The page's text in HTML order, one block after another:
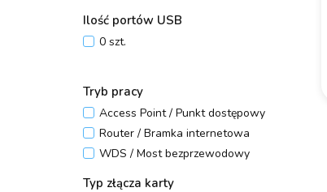
CE:<20dBm (2.4GHz), <23dBm (5.15 -
5.25GHz), FCC:<30dBm(2.4 GHz &
5GHz)
Ilość portów USB
0 szt.
Tryb pracy
Access Point / Punkt dostępowy
Router / Bramka internetowa
WDS / Most bezprzewodowy
Typ złącza karty